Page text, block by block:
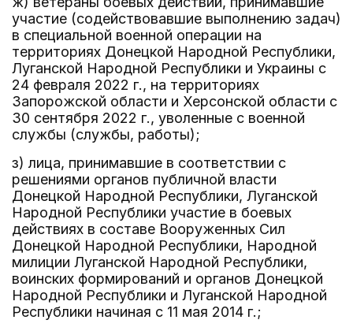
участие (содействовавшие выполнению задач)
в специальной военной операции на
территориях Донецкой Народной Республики,
Луганской Народной Республики и Украины с
24 февраля 2022 г., на территориях
Запорожской области и Херсонской области с
30 сентября 2022 г., уволенные с военной
службы (службы, работы);
з) лица, принимавшие в соответствии с
решениями органов публичной власти
Донецкой Народной Республики, Луганской
Народной Республики участие в боевых
действиях в составе Вооруженных Сил
Донецкой Народной Республики, Народной
милиции Луганской Народной Республики,
воинских формирований и органов Донецкой
Народной Республики и Луганской Народной
Республики начиная с 11 мая 2014 г.;